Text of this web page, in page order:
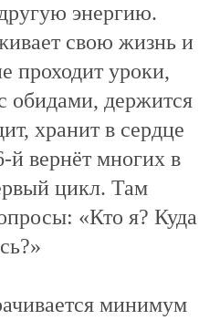
энергию.
свою жизнь и
проходит уроки,
обидами, держится
хранит в сердце
й вернёт многих в
цикл. Там
«Кто я? Куда
минимум